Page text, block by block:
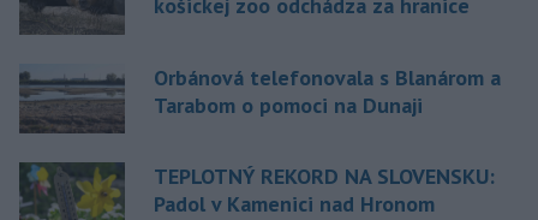
Orbánová telefonovala s Blanárom a
Tarabom o pomoci na Dunaji
TEPLOTNÝ REKORD NA SLOVENSKU:
Padol v Kamenici nad Hronom